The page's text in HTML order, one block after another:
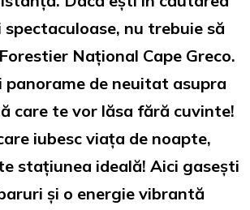
nu trebuie să
Național Cape Greco.
panorame de neuitat asupra
care te vor lăsa fără cuvinte!
iubesc viața de noapte,
stațiunea ideală! Aici gasești
și o energie vibrantă